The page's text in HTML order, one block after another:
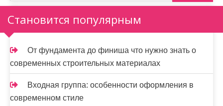
н
а
ц
и
я
Становится популярным
От фундамента до финиша что нужно знать о
современных строительных материалах
Входная группа: особенности оформления в
современном стиле